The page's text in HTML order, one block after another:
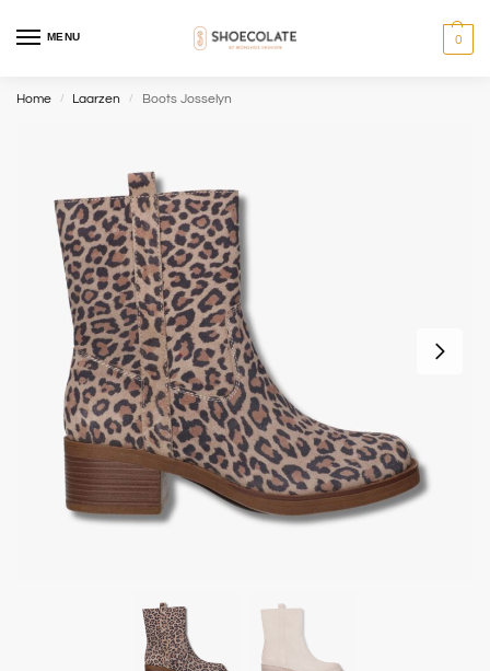
MENU 0
Home / Laarzen / Boots Josselyn